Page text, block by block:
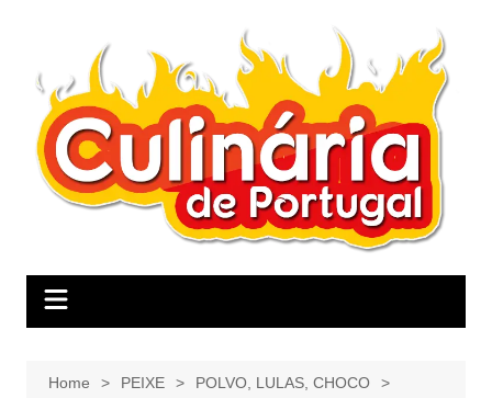
Home PEIXE
POLVO, LULAS, CHOCO